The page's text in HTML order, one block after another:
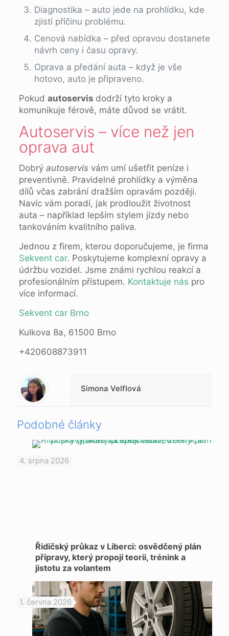
Diagnostika – auto jede na prohlídku, kde
zjistí příčinu problému.
Cenová nabídka – před opravou dostanete
návrh ceny i času opravy.
Oprava a předání auta – když je vše
hotovo, auto je připraveno.
Pokud autoservis dodrží tyto kroky a
komunikuje férově, máte důvod se vrátit.
Autoservis – více než jen
oprava aut
Dobrý autoservisvám umí ušetřit peníze i
preventivně. Pravidelné prohlídky a výměna
dílů včas zabrání dražším opravám později.
Navíc vám poradí, jak prodloužit životnost
auta – například lepším stylem jízdy nebo
tankováním kvalitního paliva.
Jednou z firem, kterou doporučujeme, je firma
Sekvent car. Poskytujeme komplexní opravy a
údržbu vozidel. Jsme známi rychlou reakcí a
profesionálním přístupem. Kontaktuje nás pro
více informací.
Sekvent car Brno
Kulkova 8a, 61500 Brno
+420608873911
Warning
: Trying to access array offset on null in
/data/1/d/1da9a732-fb3a-4804-a40f-d46885ca54ae/lajk.online/web/wp-content/themes/betheme-child/includes/content-single.php
on line
286
Simona Velflová
Podobné články
4. srpna 2026
Řidičský průkaz v Liberci: osvědčený plán
přípravy, který propojí teorii, trénink a
jistotu za volantem
1. června 2026